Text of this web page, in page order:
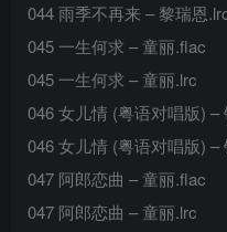
044 雨季不再来 – 黎瑞恩
045 一生何求 – 童丽.flac
045 一生何求 – 童丽.lrc
046 女儿情 (粤语对唱版)
046 女儿情 (粤语对唱版) –
047 阿郎恋曲 – 童丽.flac
047 阿郎恋曲 – 童丽.lrc